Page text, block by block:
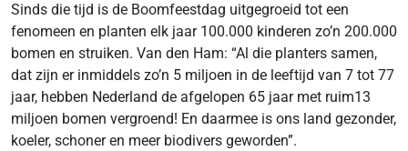
Sinds die tijd is de Boomfeestdag uitgegroeid tot een
fenomeen en planten elk jaar 100.000 kinderen zo’n 200.000
bomen en struiken. Van den Ham: “Al die planters samen,
dat zijn er inmiddels zo’n 5 miljoen in de leeftijd van 7 tot 77
jaar, hebben Nederland de afgelopen 65 jaar met ruim13
miljoen bomen vergroend! En daarmee is ons land gezonder,
koeler, schoner en meer biodivers geworden”.